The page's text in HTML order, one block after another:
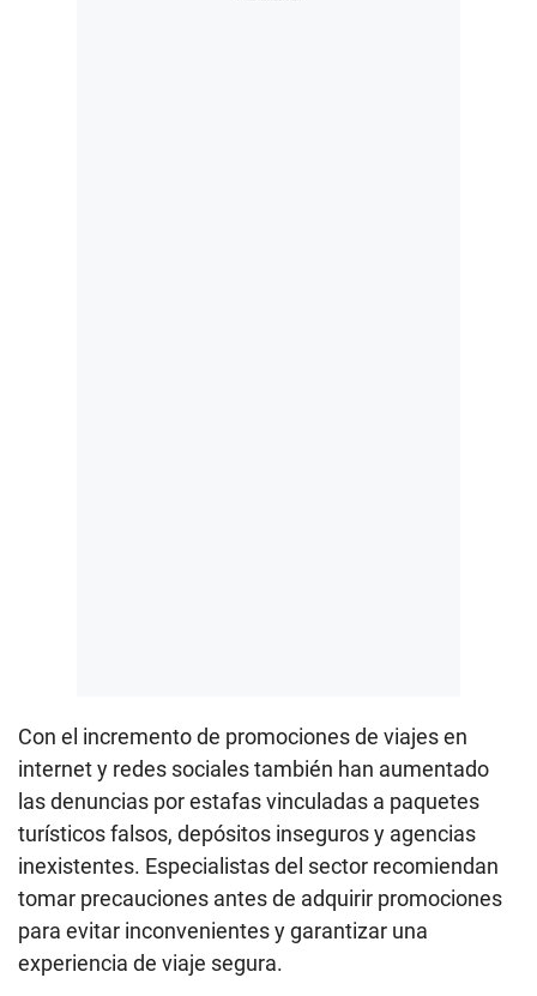
Con el incremento de promociones de viajes en
internet y redes sociales también han aumentado
las denuncias por estafas vinculadas a paquetes
turísticos falsos, depósitos inseguros y agencias
inexistentes. Especialistas del sector recomiendan
tomar precauciones antes de adquirir promociones
para evitar inconvenientes y garantizar una
experiencia de viaje segura.